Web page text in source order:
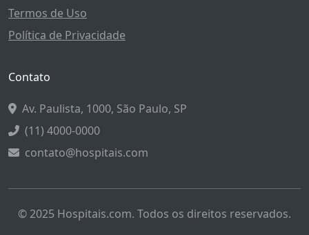
Termos de Uso
Política de Privacidade
Contato
Av. Paulista, 1000, São Paulo, SP
(11) 4000-0000
contato@hospitais.com
© 2025 Hospitais.com. Todos os direitos reservados.